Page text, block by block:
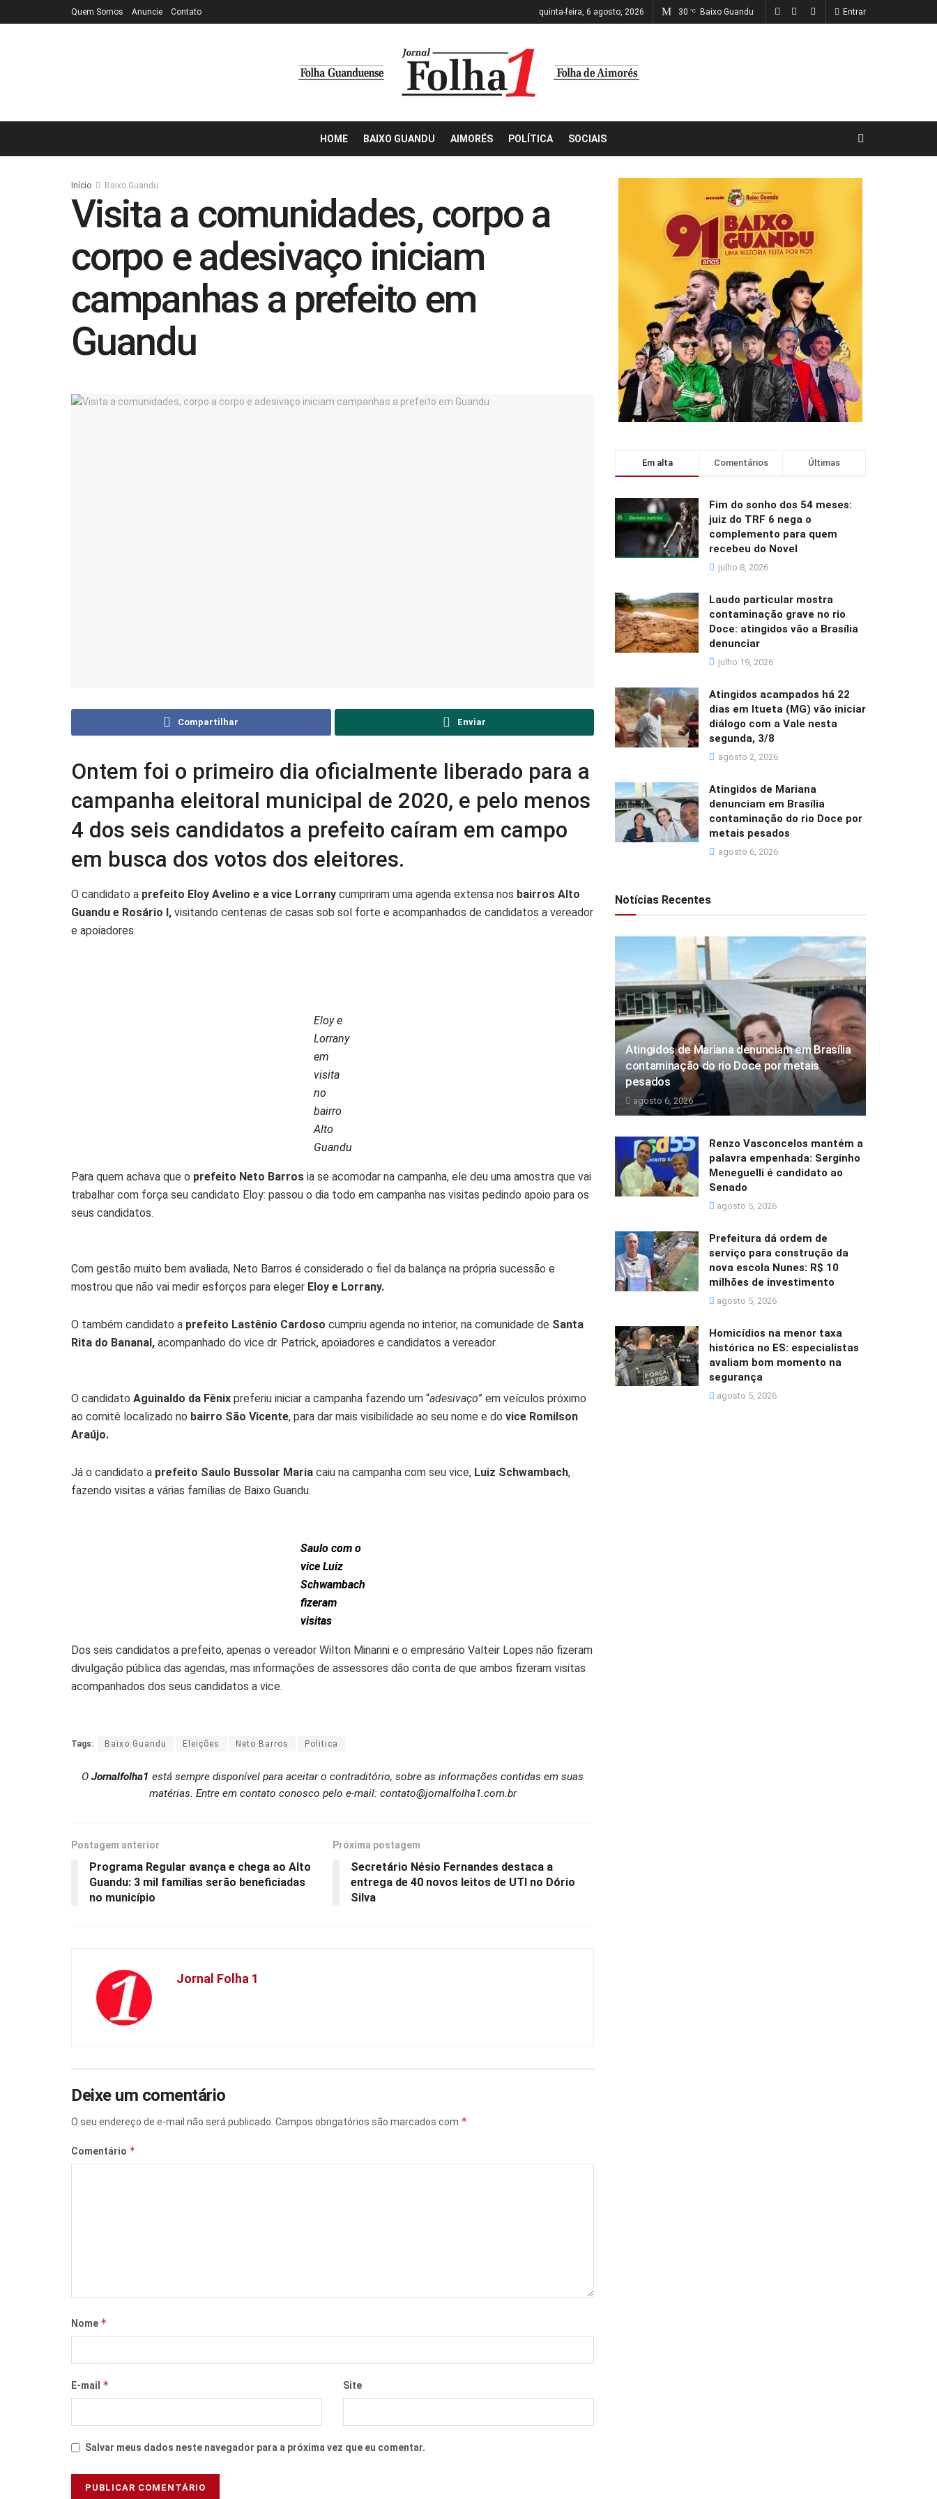
Quem Somos Anuncie Contato quinta-feira, 6 agosto, 2026 30 °C Baixo Guandu Entrar
HOME BAIXO GUANDU AIMORÉS POLÍTICA SOCIAIS
Início Baixo Guandu
Visita a comunidades, corpo a
corpo e adesivaço iniciam
campanhas a prefeito em
Guandu
Compartilhar Enviar
Ontem foi o primeiro dia oficialmente liberado para a
campanha eleitoral municipal de 2020, e pelo menos
4 dos seis candidatos a prefeito caíram em campo
em busca dos votos dos eleitores.
O candidato a prefeito Eloy Avelino e a vice Lorrany cumpriram uma agenda extensa nos bairros Alto
Guandu e Rosário I, visitando centenas de casas sob sol forte e acompanhados de candidatos a vereador
e apoiadores.
Eloy e
Lorrany
em
visita
no
bairro
Alto
Guandu
Para quem achava que o prefeito Neto Barros ia se acomodar na campanha, ele deu uma amostra que vai
trabalhar com força seu candidato Eloy: passou o dia todo em campanha nas visitas pedindo apoio para os
seus candidatos.
Com gestão muito bem avaliada, Neto Barros é considerado o fiel da balança na própria sucessão e
mostrou que não vai medir esforços para eleger Eloy e Lorrany.
O também candidato a prefeito Lastênio Cardoso cumpriu agenda no interior, na comunidade de Santa
Rita do Bananal, acompanhado do vice dr. Patrick, apoiadores e candidatos a vereador.
O candidato Aguinaldo da Fênix preferiu iniciar a campanha fazendo um “adesivaço” em veículos próximo
ao comitê localizado no bairro São Vicente, para dar mais visibilidade ao seu nome e do vice Romilson
Araújo.
Já o candidato a prefeito Saulo Bussolar Maria caiu na campanha com seu vice, Luiz Schwambach,
fazendo visitas a várias famílias de Baixo Guandu.
Saulo com o
vice Luiz
Schwambach
fizeram
visitas
Dos seis candidatos a prefeito, apenas o vereador Wilton Minarini e o empresário Valteir Lopes não fizeram
divulgação pública das agendas, mas informações de assessores dão conta de que ambos fizeram visitas
acompanhados dos seus candidatos a vice.
Tags: Baixo Guandu Eleições Neto Barros Politica
O Jornalfolha1 está sempre disponível para aceitar o contraditório, sobre as informações contidas em suas
matérias. Entre em contato conosco pelo e-mail: contato@jornalfolha1.com.br
Postagem anterior
Programa Regular avança e chega ao Alto
Guandu: 3 mil famílias serão beneficiadas
no município
Próxima postagem
Secretário Nésio Fernandes destaca a
entrega de 40 novos leitos de UTI no Dório
Silva
Jornal Folha 1
Deixe um comentário
O seu endereço de e-mail não será publicado. Campos obrigatórios são marcados com *
Comentário *
Nome *
E-mail * Site
Salvar meus dados neste navegador para a próxima vez que eu comentar.
Em alta Comentários Últimas
Fim do sonho dos 54 meses:
juiz do TRF 6 nega o
complemento para quem
recebeu do Novel
julho 8, 2026
Laudo particular mostra
contaminação grave no rio
Doce: atingidos vão a Brasília
denunciar
julho 19, 2026
Atingidos acampados há 22
dias em Itueta (MG) vão iniciar
diálogo com a Vale nesta
segunda, 3/8
agosto 2, 2026
Atingidos de Mariana
denunciam em Brasília
contaminação do rio Doce por
metais pesados
agosto 6, 2026
Notícias Recentes
Atingidos de Mariana denunciam em Brasília
contaminação do rio Doce por metais
pesados
agosto 6, 2026
Renzo Vasconcelos mantém a
palavra empenhada: Serginho
Meneguelli é candidato ao
Senado
agosto 5, 2026
Prefeitura dá ordem de
serviço para construção da
nova escola Nunes: R$ 10
milhões de investimento
agosto 5, 2026
Homicídios na menor taxa
histórica no ES: especialistas
avaliam bom momento na
segurança
agosto 5, 2026